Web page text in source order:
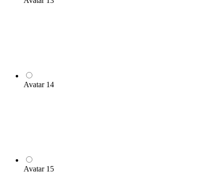
Avatar 14
Avatar 15